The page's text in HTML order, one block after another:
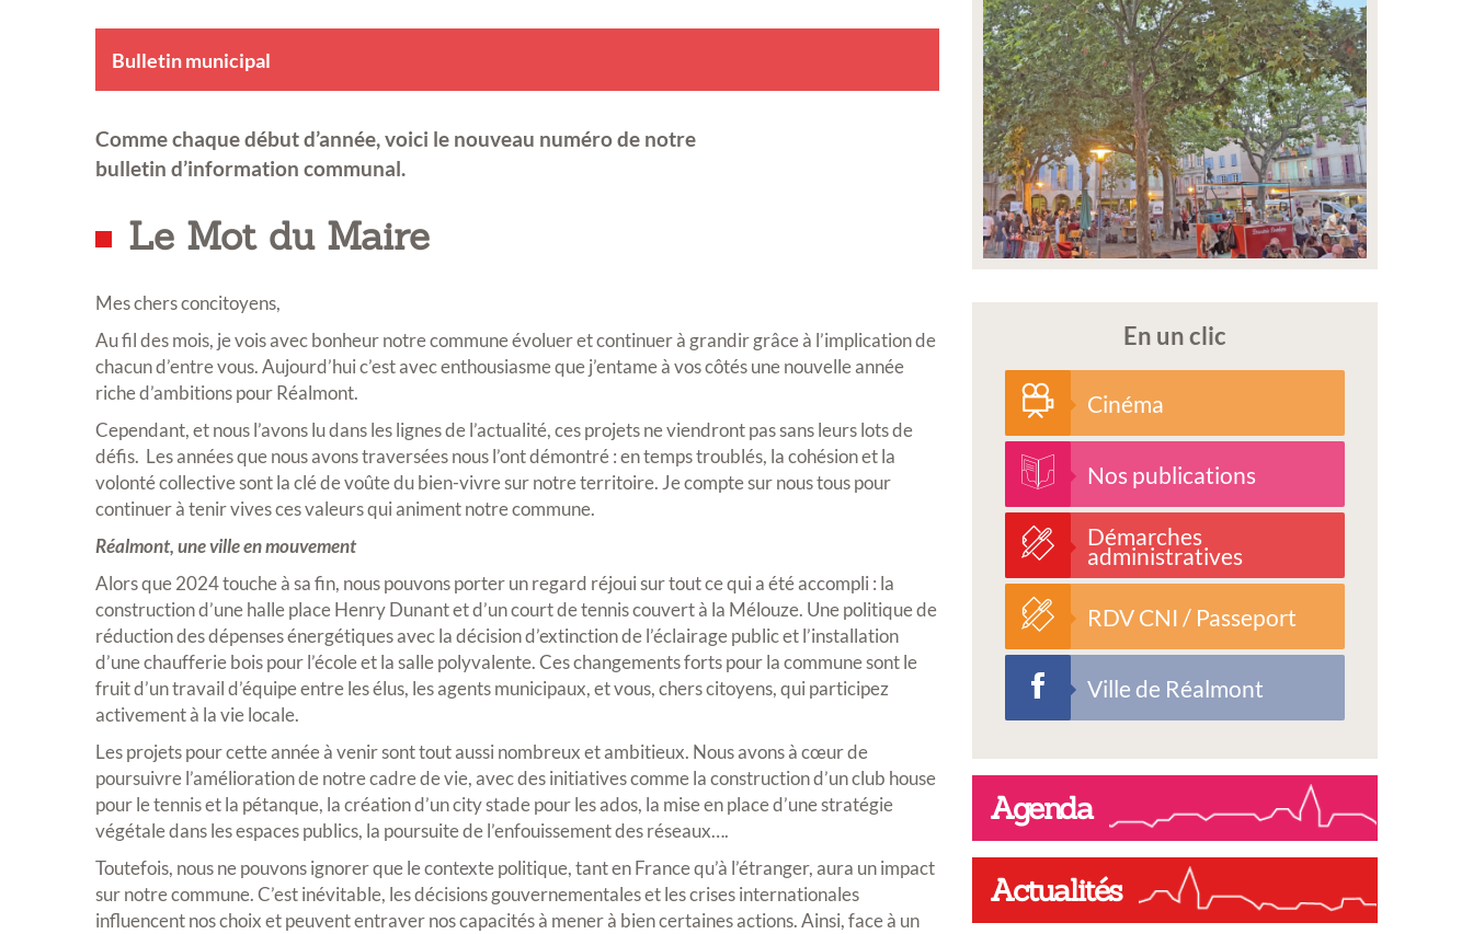
Bulletin municipal
Comme chaque début d’année, voici le nouveau numéro de notre
bulletin d’information communal.
Le Mot du Maire
Mes chers concitoyens,
Au fil des mois, je vois avec bonheur notre commune évoluer et continuer à grandir grâce à l’implication de
chacun d’entre vous. Aujourd’hui c’est avec enthousiasme que j’entame à vos côtés une nouvelle année
riche d’ambitions pour Réalmont.
Cependant, et nous l’avons lu dans les lignes de l’actualité, ces projets ne viendront pas sans leurs lots de
défis. Les années que nous avons traversées nous l’ont démontré : en temps troublés, la cohésion et la
volonté collective sont la clé de voûte du bien-vivre sur notre territoire. Je compte sur nous tous pour
continuer à tenir vives ces valeurs qui animent notre commune.
Réalmont, une ville en mouvement
Alors que 2024 touche à sa fin, nous pouvons porter un regard réjoui sur tout ce qui a été accompli : la
construction d’une halle place Henry Dunant et d’un court de tennis couvert à la Mélouze. Une politique de
réduction des dépenses énergétiques avec la décision d’extinction de l’éclairage public et l’installation
d’une chaufferie bois pour l’école et la salle polyvalente. Ces changements forts pour la commune sont le
fruit d’un travail d’équipe entre les élus, les agents municipaux, et vous, chers citoyens, qui participez
activement à la vie locale.
Les projets pour cette année à venir sont tout aussi nombreux et ambitieux. Nous avons à cœur de
poursuivre l’amélioration de notre cadre de vie, avec des initiatives comme la construction d’un club house
pour le tennis et la pétanque, la création d’un city stade pour les ados, la mise en place d’une stratégie
végétale dans les espaces publics, la poursuite de l’enfouissement des réseaux….
Toutefois, nous ne pouvons ignorer que le contexte politique, tant en France qu’à l’étranger, aura un impact
sur notre commune. C’est inévitable, les décisions gouvernementales et les crises internationales
influencent nos choix et peuvent entraver nos capacités à mener à bien certaines actions. Ainsi, face à un
En un clic
Cinéma
Nos publications
Démarches
administratives
RDV CNI / Passeport
Ville de Réalmont
Agenda
Actualités